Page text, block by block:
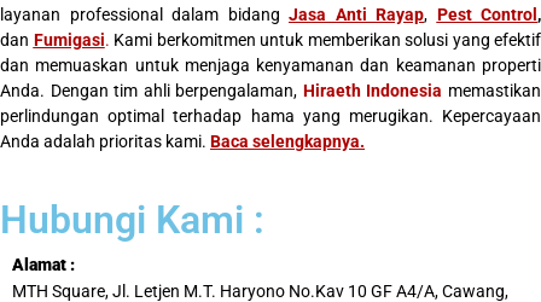
layanan professional dalam bidang Jasa Anti Rayap, Pest Control,
dan Fumigasi. Kami berkomitmen untuk memberikan solusi yang efektif
dan memuaskan untuk menjaga kenyamanan dan keamanan properti
Anda. Dengan tim ahli berpengalaman, Hiraeth Indonesia memastikan
perlindungan optimal terhadap hama yang merugikan. Kepercayaan
Anda adalah prioritas kami. Baca selengkapnya.
Hubungi Kami :
Alamat :
MTH Square, Jl. Letjen M.T. Haryono No.Kav 10 GF A4/A, Cawang,